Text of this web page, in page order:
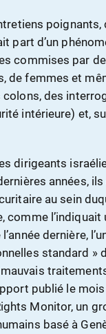
poignants,
part d’un
commises par
de femmes et
des
intérieure) et,
dirigeants
années,
au sein
comme
dernière,
standard »
publié le
Monitor, un
basé à